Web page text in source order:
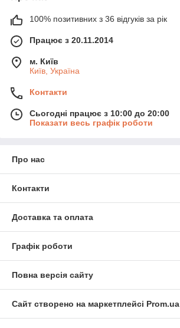
100% позитивних з 36 відгуків за рік
Працює з 20.11.2014
м. Київ
Київ, Україна
Контакти
Сьогодні працює з 10:00 до 20:00
Показати весь графік роботи
Про нас
Контакти
Доставка та оплата
Графік роботи
Повна версія сайту
Сайт створено на маркетплейсі Prom.ua